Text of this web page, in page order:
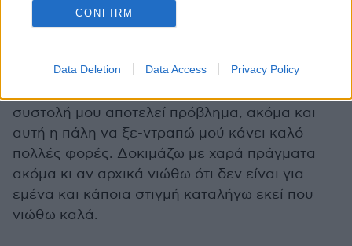
CONFIRM
Data Deletion Data Access Privacy Policy
αλήθεια είναι πως πολύ συχνά χρειάζεται να
μετακινούμαι από αυτό που πίστευα ή να
τρόπους επικοινωνίας. Σε αυτό συμμετέχω όσο
συστολή μου αποτελεί πρόβλημα, ακόμα και
αυτή η πάλη να ξε-ντραπώ μού κάνει καλό
πολλές φορές. Δοκιμάζω με χαρά πράγματα
ακόμα κι αν αρχικά νιώθω ότι δεν είναι για
εμένα και κάποια στιγμή καταλήγω εκεί που
νιώθω καλά.